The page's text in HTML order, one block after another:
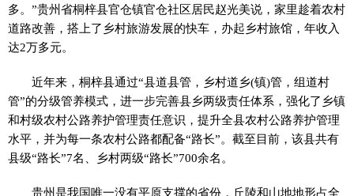
多。”贵州省桐梓县官仓镇官仓社区居民赵光美说，家里趁着农村
道路改善，搭上了乡村旅游发展的快车，办起乡村旅馆，年收入
达2万多元。
近年来，桐梓县通过“县道县管，乡村道乡(镇)管，组道村
管”的分级管养模式，进一步完善县乡两级责任体系，强化了乡镇
和村级农村公路养护管理责任意识，提升全县农村公路养护管理
水平，并为每一条农村公路都配备“路长”。截至目前，该县共有
县级“路长”7名、乡村两级“路长”700余名。
贵州是我国唯一没有平原支撑的省份，丘陵和山地地形占全